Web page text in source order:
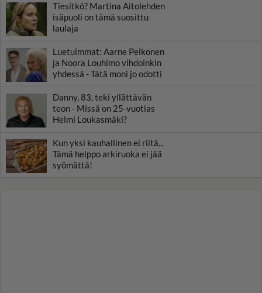
Tiesitkö? Martina Aitolehden
isäpuoli on tämä suosittu
laulaja
Luetuimmat: Aarne Pelkonen
ja Noora Louhimo vihdoinkin
yhdessä - Tätä moni jo odotti
Danny, 83, teki yllättävän
teon - Missä on 25-vuotias
Helmi Loukasmäki?
Kun yksi kauhallinen ei riitä...
Tämä helppo arkiruoka ei jää
syömättä!